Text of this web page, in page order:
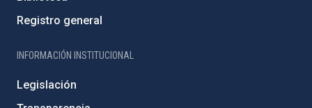
Registro general
INFORMACIÓN INSTITUCIONAL
Legislación